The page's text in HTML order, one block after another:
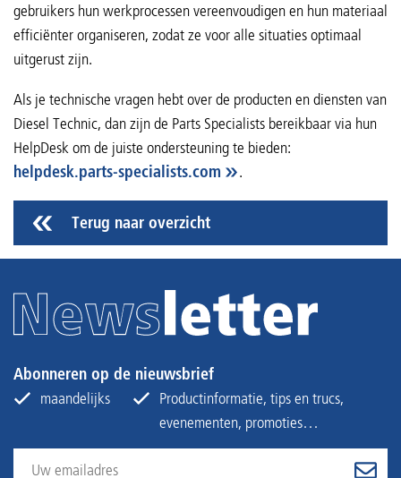
gebruikers hun werkprocessen vereenvoudigen en hun materiaal
efficiënter organiseren, zodat ze voor alle situaties optimaal
uitgerust zijn.
Als je technische vragen hebt over de producten en diensten van
Diesel Technic, dan zijn de Parts Specialists bereikbaar via hun
HelpDesk om de juiste ondersteuning te bieden:
helpdesk.parts-specialists.com
.
Terug naar overzicht
Abonneren op de nieuwsbrief
maandelijks
Productinformatie, tips en trucs,
evenementen, promoties…